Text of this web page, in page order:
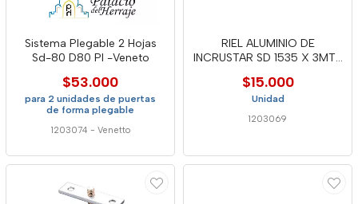
Sistema Plegable 2 Hojas
Sd-80 D80 Pl -Veneto
$53.000
para 2 unidades de puertas
de forma plegable
1203074 - Venetto
RIEL ALUMINIO DE
INCRUSTAR SD 1535 X 3MTS
$15.000
Unidad
1203069